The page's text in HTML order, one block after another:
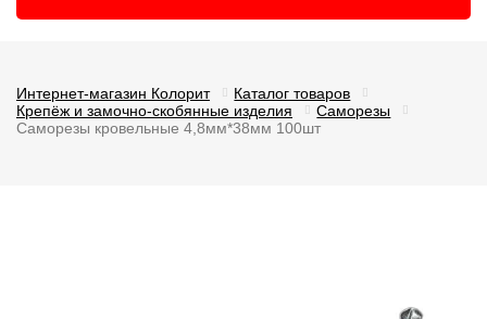
Интернет-магазин Колорит
Каталог товаров
Крепёж и замочно-скобянные изделия
Саморезы
Саморезы кровельные 4,8мм*38мм 100шт